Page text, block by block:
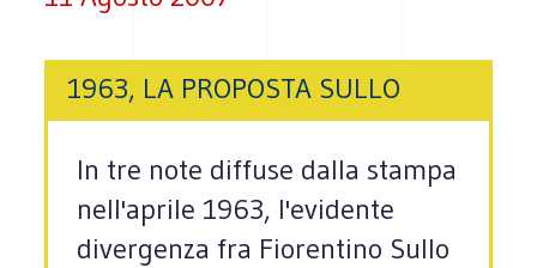
1963, LA PROPOSTA SULLO
In tre note diffuse dalla stampa
nell'aprile 1963, l'evidente
divergenza fra Fiorentino Sullo